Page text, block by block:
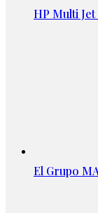
HP Multi
El Grupo